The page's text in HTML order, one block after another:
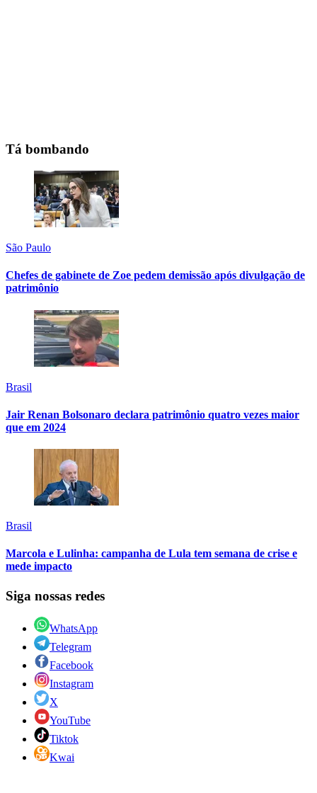
Tá bombando
São Paulo
Chefes de gabinete de Zoe pedem demissão após divulgação de
patrimônio
Brasil
Jair Renan Bolsonaro declara patrimônio quatro vezes maior
que em 2024
Brasil
Marcola e Lulinha: campanha de Lula tem semana de crise e
mede impacto
Siga nossas redes
WhatsApp
Telegram
Facebook
Instagram
X
YouTube
Tiktok
Kwai